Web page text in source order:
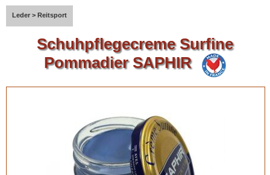
Leder > Reitsport
Schuhpflegecreme Surfine
Pommadier SAPHIR